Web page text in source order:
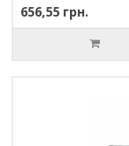
656,55 грн.